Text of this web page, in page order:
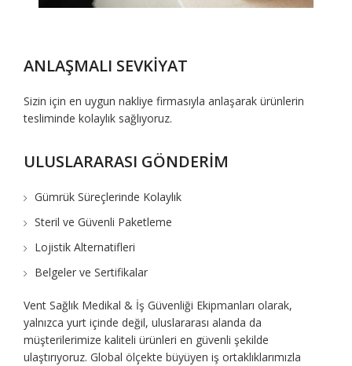
ANLAŞMALI SEVKİYAT
Sizin için en uygun nakliye firmasıyla anlaşarak ürünlerin
tesliminde kolaylık sağlıyoruz.
ULUSLARARASI GÖNDERİM
Gümrük Süreçlerinde Kolaylık
Steril ve Güvenli Paketleme
Lojistik Alternatifleri
Belgeler ve Sertifikalar
Vent Sağlık Medikal & İş Güvenliği Ekipmanları olarak,
yalnızca yurt içinde değil, uluslararası alanda da
müşterilerimize kaliteli ürünleri en güvenli şekilde
ulaştırıyoruz. Global ölçekte büyüyen iş ortaklıklarımızla